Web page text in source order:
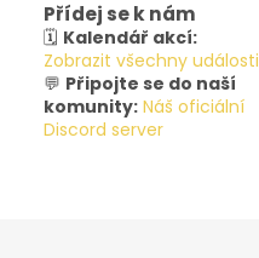
Přídej se k nám
🗓️ Kalendář akcí:
Zobrazit všechny události
💬 Připojte se do naší
komunity: Náš oficiální
Discord server